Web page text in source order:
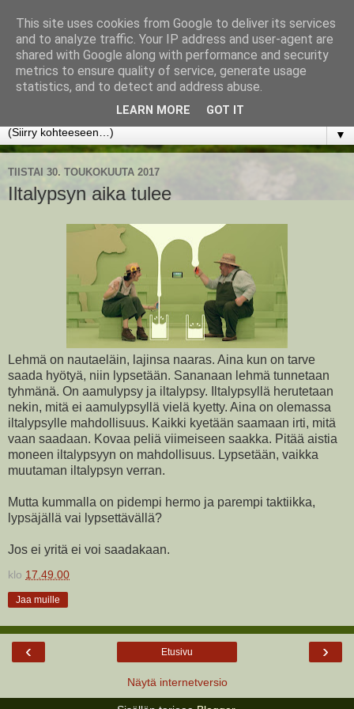
www.jyrkikokko.fi
Uusi Suunta - Jokainen hetki tarjoaa tilaisuuden muuttaa
▼
TIISTAI 30. TOUKOKUUTA 2017
Iltalypsyn aika tulee
Lehmä on nautaeläin, lajinsa naaras. Aina kun on tarve
saada hyötyä, niin lypsetään. Sananaan lehmä tunnetaan
tyhmänä. On aamulypsy ja iltalypsy. Iltalypsyllä herutetaan
nekin, mitä ei aamulypsyllä vielä kyetty. Aina on olemassa
iltalypsylle mahdollisuus. Kaikki kyetään saamaan irti, mitä
vaan saadaan. Kovaa peliä viimeiseen saakka. Pitää aistia
moneen iltalypsyyn on mahdollisuus. Lypsetään, vaikka
muutaman iltalypsyn verran.
Mutta kummalla on pidempi hermo ja parempi taktiikka,
lypsäjällä vai lypsettävällä?
Jos ei yritä ei voi saadakaan.
klo 17.49.00
Jaa muille
‹ ›
Etusivu
Näytä internetversio
This site uses cookies from Google to deliver its services
and to analyze traffic. Your IP address and user-agent are
shared with Google along with performance and security
metrics to ensure quality of service, generate usage
statistics, and to detect and address abuse.
LEARN MORE GOT IT